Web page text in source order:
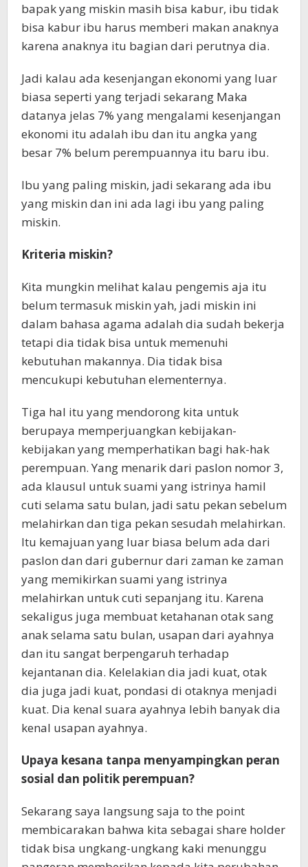
bapak yang miskin masih bisa kabur, ibu tidak
bisa kabur ibu harus memberi makan anaknya
karena anaknya itu bagian dari perutnya dia.
Jadi kalau ada kesenjangan ekonomi yang luar
biasa seperti yang terjadi sekarang Maka
datanya jelas 7% yang mengalami kesenjangan
ekonomi itu adalah ibu dan itu angka yang
besar 7% belum perempuannya itu baru ibu.
Ibu yang paling miskin, jadi sekarang ada ibu
yang miskin dan ini ada lagi ibu yang paling
miskin.
Kriteria miskin?
Kita mungkin melihat kalau pengemis aja itu
belum termasuk miskin yah, jadi miskin ini
dalam bahasa agama adalah dia sudah bekerja
tetapi dia tidak bisa untuk memenuhi
kebutuhan makannya. Dia tidak bisa
mencukupi kebutuhan elementernya.
Tiga hal itu yang mendorong kita untuk
berupaya memperjuangkan kebijakan-
kebijakan yang memperhatikan bagi hak-hak
perempuan. Yang menarik dari paslon nomor 3,
ada klausul untuk suami yang istrinya hamil
cuti selama satu bulan, jadi satu pekan sebelum
melahirkan dan tiga pekan sesudah melahirkan.
Itu kemajuan yang luar biasa belum ada dari
paslon dan dari gubernur dari zaman ke zaman
yang memikirkan suami yang istrinya
melahirkan untuk cuti sepanjang itu. Karena
sekaligus juga membuat ketahanan otak sang
anak selama satu bulan, usapan dari ayahnya
dan itu sangat berpengaruh terhadap
kejantanan dia. Kelelakian dia jadi kuat, otak
dia juga jadi kuat, pondasi di otaknya menjadi
kuat. Dia kenal suara ayahnya lebih banyak dia
kenal usapan ayahnya.
Upaya kesana tanpa menyampingkan peran
sosial dan politik perempuan?
Sekarang saya langsung saja to the point
membicarakan bahwa kita sebagai share holder
tidak bisa ungkang-ungkang kaki menunggu